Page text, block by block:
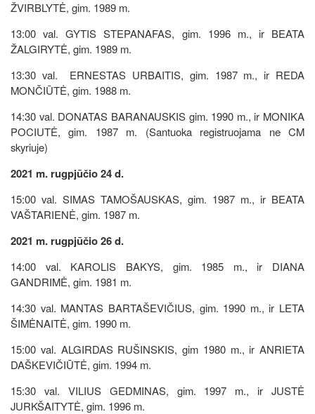
ŽVIRBLYTĖ, gim. 1989 m.
13:00 val. GYTIS STEPANAFAS, gim. 1996 m., ir BEATA
ŽALGIRYTĖ, gim. 1989 m.
13:30 val. ERNESTAS URBAITIS, gim. 1987 m., ir REDA
MONČIŪTĖ, gim. 1988 m.
14:30 val. DONATAS BARANAUSKIS gim. 1990 m., ir MONIKA
POCIUTĖ, gim. 1987 m. (Santuoka registruojama ne CM
skyriuje)
2021 m. rugpjūčio 24 d.
15:00 val. SIMAS TAMOŠAUSKAS, gim. 1987 m., ir BEATA
VAŠTARIENĖ, gim. 1987 m.
2021 m. rugpjūčio 26 d.
14:00 val. KAROLIS BAKYS, gim. 1985 m., ir DIANA
GANDRIMĖ, gim. 1981 m.
14:30 val. MANTAS BARTAŠEVIČIUS, gim. 1990 m., ir LETA
ŠIMĖNAITĖ, gim. 1990 m.
15:00 val. ALGIRDAS RUŠINSKIS, gim 1980 m., ir ANRIETA
DAŠKEVIČIŪTĖ, gim. 1994 m.
15:30 val. VILIUS GEDMINAS, gim. 1997 m., ir JUSTĖ
JURKŠAITYTĖ, gim. 1996 m.